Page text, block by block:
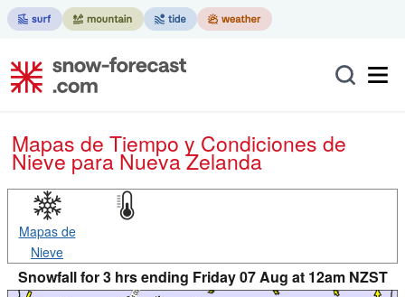
Mapas de Tiempo y Condiciones de
Nievepara Nueva Zelanda
Mapas de
Nieve
Snowfall for 3 hrs ending Friday 07 Aug at 12am NZST